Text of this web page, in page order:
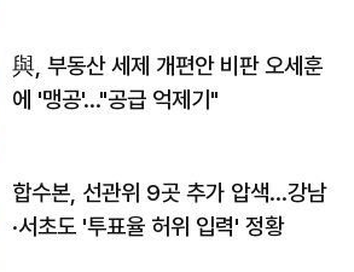
與, 부동산 세제 개편안 비판 오세훈
에 '맹공'…"공급 억제기"
합수본, 선관위 9곳 추가 압색…강남
·서초도 '투표율 허위 입력' 정황